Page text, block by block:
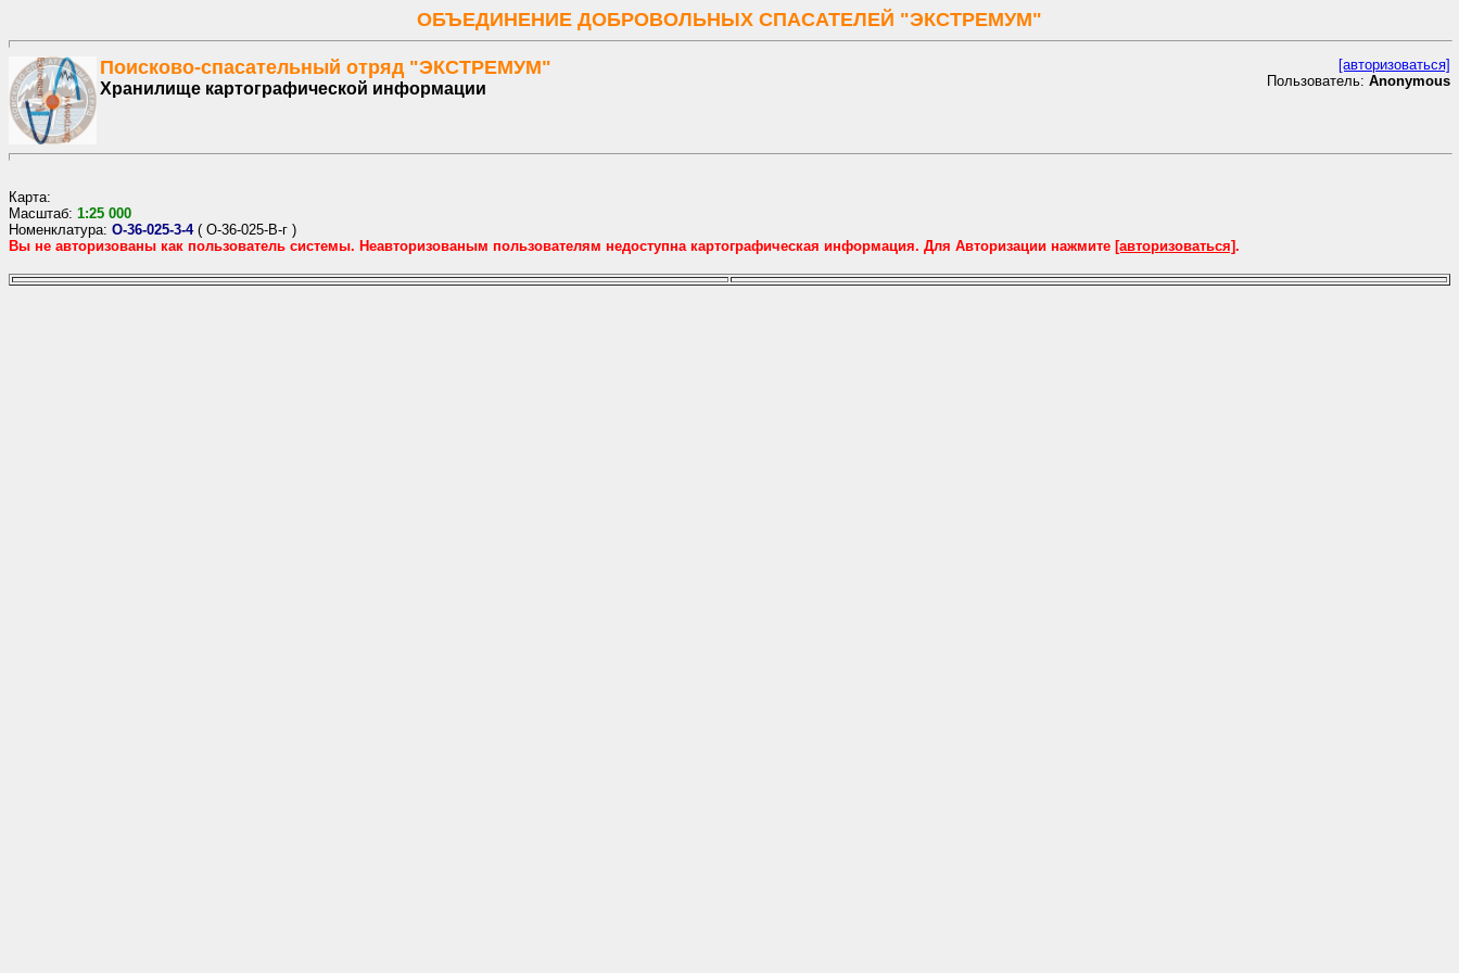
ОБЪЕДИНЕНИЕ ДОБРОВОЛЬНЫХ СПАСАТЕЛЕЙ "ЭКСТРЕМУМ"
Поисково-спасательный отряд "ЭКСТРЕМУМ"
Хранилище картографической информации
[авторизоваться]
Пользователь: Anonymous
Карта:
Масштаб: 1:25 000
Номенклатура: O-36-025-3-4( O-36-025-В-г )
Вы не авторизованы как пользователь системы. Неавторизованым пользователям недоступна картографическая информация. Для Авторизации нажмите [авторизоваться].